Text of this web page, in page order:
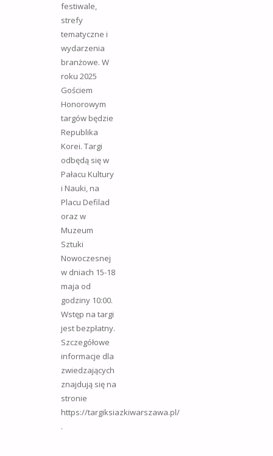
festiwale,
strefy
tematyczne i
wydarzenia
branżowe. W
roku 2025
Gościem
Honorowym
targów będzie
Republika
Korei. Targi
odbędą się w
Pałacu Kultury
i Nauki, na
Placu Defilad
oraz w
Muzeum
Sztuki
Nowoczesnej
w dniach 15-18
maja od
godziny 10:00.
Wstęp na targi
jest bezpłatny.
Szczegółowe
informacje dla
zwiedzających
znajdują się na
stronie
https://targiksiazkiwarszawa.pl/
.